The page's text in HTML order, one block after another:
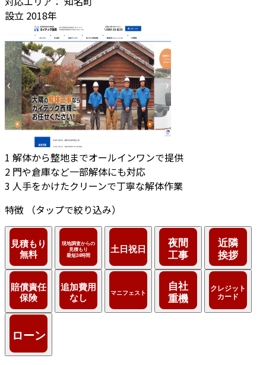
設立 2018年
1 解体から整地までオールインワンで提供
2 門や倉庫など一部解体にも対応
3 人手をかけたクリーンで丁寧な解体作業
特徴
（タップで絞り込み）